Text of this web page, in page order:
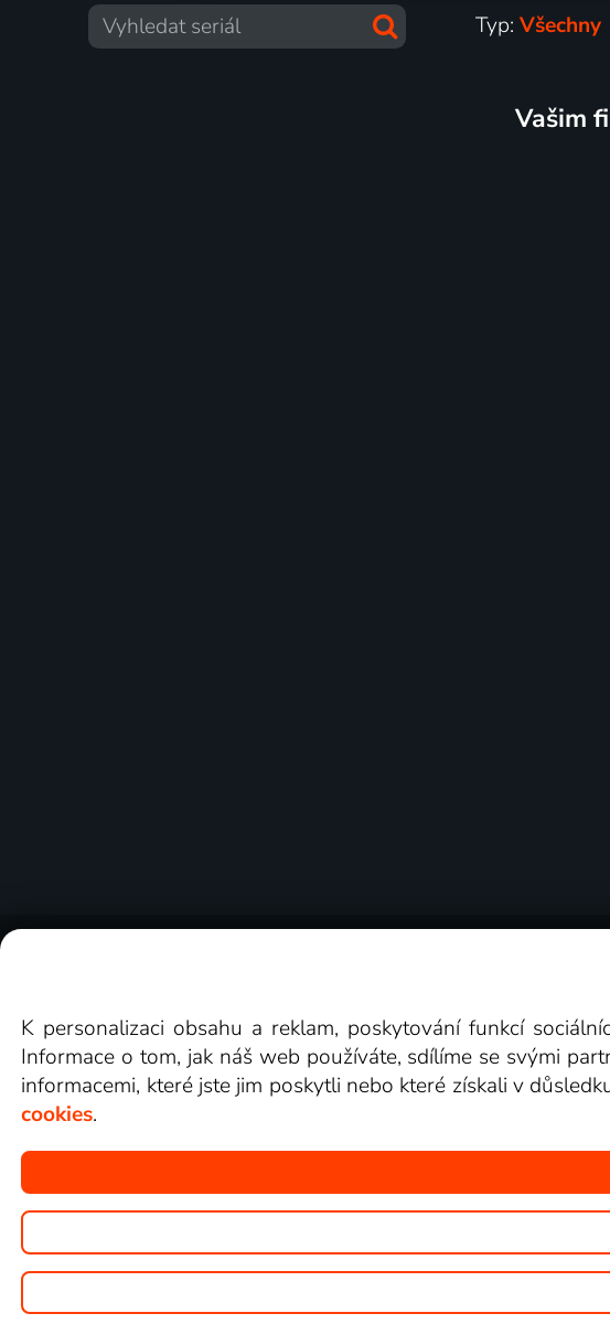
Typ:Všechny
Vašim
Copyright © goNET s.r.o. Na tomto
K personalizaci obsahu a reklam, poskytování funkcí
Informace o tom, jak náš web používáte, sdílíme se svými
informacemi, které jste jim poskytli nebo které získali v
cookies.